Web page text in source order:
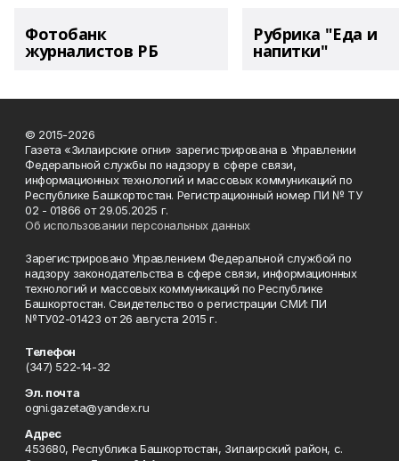
Фотобанк
журналистов РБ
Рубрика "Еда и
напитки"
© 2015-2026
Газета «Зилаирские огни» зарегистрирована в Управлении
Федеральной службы по надзору в сфере связи,
информационных технологий и массовых коммуникаций по
Республике Башкортостан. Регистрационный номер ПИ № ТУ
02 - 01866 от 29.05.2025 г.
Об использовании персональных данных
Зарегистрировано Управлением Федеральной службой по
надзору законодательства в сфере связи, информационных
технологий и массовых коммуникаций по Республике
Башкортостан. Свидетельство о регистрации СМИ: ПИ
№ТУ02-01423 от 26 августа 2015 г.
Телефон
(347) 522-14-32
Эл. почта
ogni.gazeta@yandex.ru
Адрес
453680, Республика Башкортостан, Зилаирский район, с.